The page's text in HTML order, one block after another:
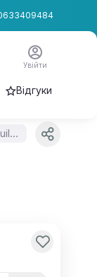
Увійти
Відгуки
Гель для моделювання нігтів 15 г, Disco Flashing Glitter Builder gel, #13